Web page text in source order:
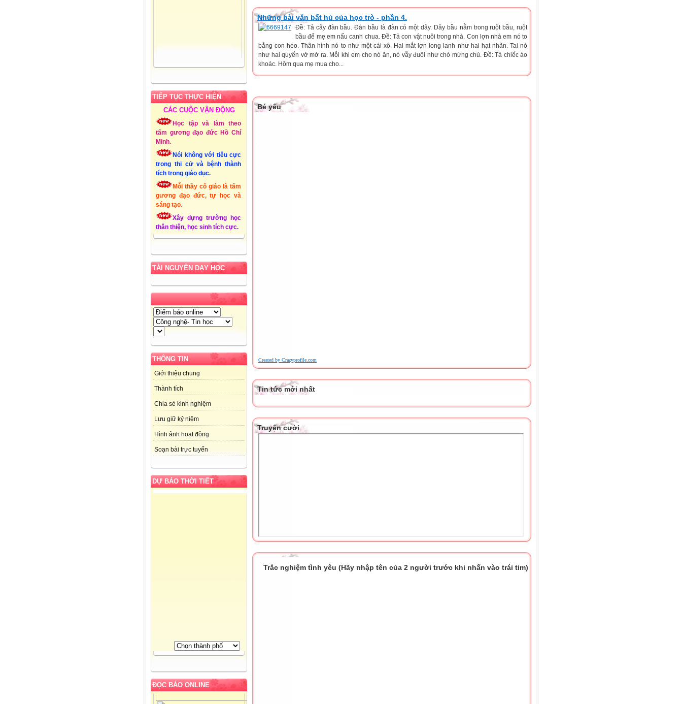
học Xuân Quang 3 – Đồng
Xuân - Phú Yên
Chuyên môn: Lớp 1
Địa chỉ: Xuân Quang 3 -
Đồng Xuân - Phú Yên
Liên hệ Email:
mttthuy.th.xquang3.dx@phuyen.edu.vn.
ĐT:
01232856494
Lập Website: 15/10/2011
TIẾP TỤC THỰC HIỆN
CÁC CUỘC VẬN ĐỘNG
Học tập và làm theo
tấm gương đạo đức Hồ Chí
Minh.
Nói không với tiêu cực
trong thi cử và bệnh thành
tích trong giáo dục.
Mỗi thầy cô giáo là tấm
gương đạo đức, tự học và
sáng tạo.
Xây dựng trường học
thân thiện, học sinh tích cực.
TÀI NGUYÊN DẠY HỌC
THÔNG TIN
Giới thiệu chung
Thành tích
Chia sẻ kinh nghiệm
Lưu giữ kỷ niệm
Hình ảnh hoạt động
Soạn bài trực tuyến
DỰ BÁO THỜI TIẾT
ĐỌC BÁO ONLINE
Những bài văn bất hủ của học trò - phần 4.
Đề: Tả cây đàn bầu. Đàn bầu là đàn có một dây. Dây bầu nằm trong ruột bầu, ruột
bầu để mẹ em nấu canh chua. Đề: Tả con vật nuôi trong nhà. Con lợn nhà em nó to
bằng con heo. Thân hình nó to như một cái xô. Hai mắt lợn long lanh như hai hạt nhãn. Tai nó
như hai quyển vở mở ra. Mỗi khi em cho nó ăn, nó vẫy đuôi như chó mừng chủ. Đề: Tả chiếc áo
khoác. Hôm qua mẹ mua cho...
Bé yêu
Created by Crazyprofile.com
Tin tức mới nhất
Truyện cười
Trắc nghiệm tình yêu (Hãy nhập tên của 2 người trước khi nhấn vào trái tim)